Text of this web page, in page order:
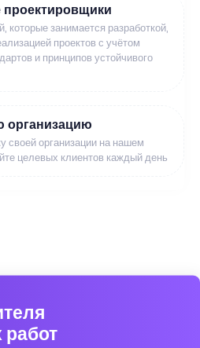
проектировщики
которые занимается разработкой,
проектов с учётом
и принципов устойчивого
организацию
своей организации на нашем
целевых клиентов каждый день
работ